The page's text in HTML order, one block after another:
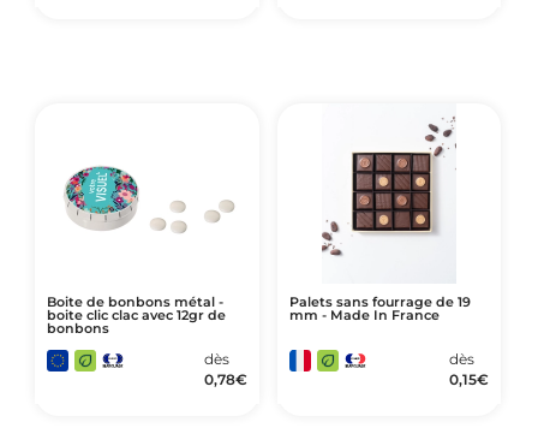
Boite de bonbons métal -
boite clic clac avec 12gr de
bonbons
dès
0,78€
Palets sans fourrage de 19
mm - Made In France
dès
0,15€